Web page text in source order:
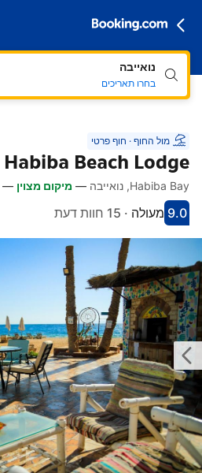
נואייבה
בחרו תאריכים
מול החוף · חוף פרטי
Habiba Beach Lodge
קישורי גישה מהירה
דלגו לתיאור
דלגו למתקנים
דלגו לחדרים
דלגו למדיניות
Habiba Bay, נואייבה — מיקום מצוין —
קיבל ציון 9
9.0
הדירוג של מקום אירוח זה: מעולה
מעולה · 15 חוות דעת